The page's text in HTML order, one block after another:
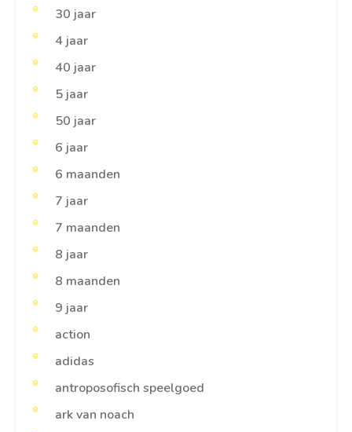
30 jaar
4 jaar
40 jaar
5 jaar
50 jaar
6 jaar
6 maanden
7 jaar
7 maanden
8 jaar
8 maanden
9 jaar
action
adidas
antroposofisch speelgoed
ark van noach